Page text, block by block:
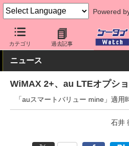
Powered
カテゴリ 過去記事
ケータイ Watch キャリア UQ 料
ニュース
WiMAX 2+、au LTEオプシ
「auスマートバリュー mine」適用
石井